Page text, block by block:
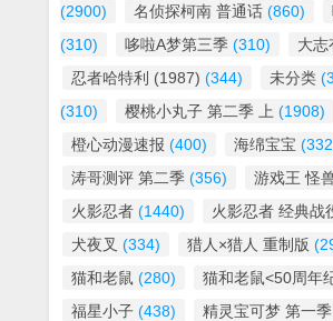
(2900)
名侦探柯南 普通话 (860)
(310)
哆啦A梦第三季 (310) 大志
忍者哈特利 (1987) (344) 未分类
(310)
樱桃小丸子 第二季 上 (1908)
橙心动漫速报 (400) 海绵宝宝
涛哥测评 第二季 (356) 游戏王 怪
火影忍者 (1440) 火影忍者 经典战
犬夜叉 (334) 猎人×猎人 重制版
猫和老鼠 (280) 猫和老鼠<50周年
福星小子 (438) 精灵宝可梦 第一季